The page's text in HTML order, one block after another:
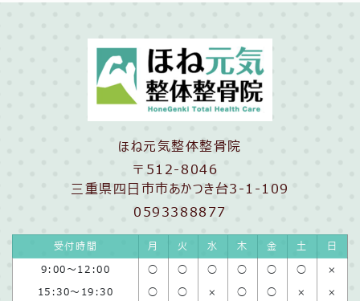
ほね元気整体整骨院
〒512-8046
三重県四日市市あかつき台3-1-109
0593388877
受付時間 月 火 水 木 金 土
日
9:00〜12:00
◯ ◯ ◯ ◯ ◯ ◯
×
15:30〜19:30
◯ ◯ × ◯ ◯ × ×